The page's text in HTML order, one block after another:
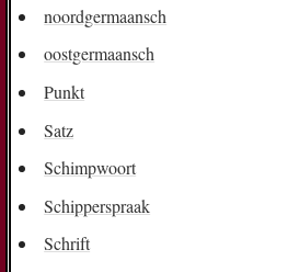
noordgermaansch
oostgermaansch
Punkt
Satz
Schimpwoort
Schipperspraak
Schrift